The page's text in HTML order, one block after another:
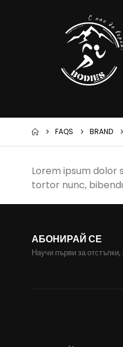
FAQS BRAND
Lorem ipsum dolor
tortor nunc,
АБОНИРАЙ СЕ
Научи първи за